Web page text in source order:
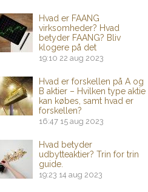
Hvad er FAANG
virksomheder? Hvad
betyder FAANG? Bliv
klogere på det
19:10 22 aug 2023
Hvad er forskellen på A og
B aktier – Hvilken type aktie
kan købes, samt hvad er
forskellen?
16:47 15 aug 2023
Hvad betyder
udbytteaktier? Trin for trin
guide.
19:23 14 aug 2023